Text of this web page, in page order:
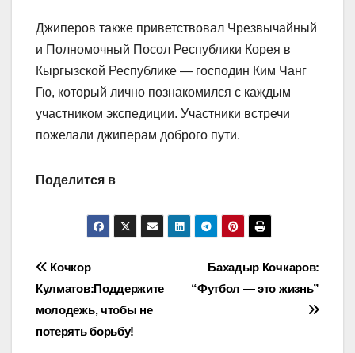
Джиперов также приветствовал Чрезвычайный
и Полномочный Посол Республики Корея в
Кыргызской Республике — господин Ким Чанг
Гю, который лично познакомился с каждым
участником экспедиции. Участники встречи
пожелали джиперам доброго пути.
Поделится в
Навигация
по
записям
Бахадыр Кочкаров:
“Футбол — это жизнь”
Кочкор
Кулматов:Поддержите
молодежь, чтобы не
потерять борьбу!